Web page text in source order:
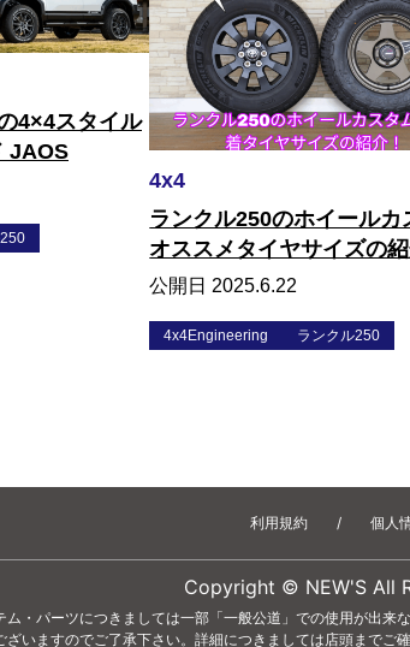
4×4スタイル
JAOS
4x4
ランクル250のホイールカ
オススメタイヤサイズの紹
公開日 2025.6.22
4x4Engineering ランクル250
利用規約 / 個人
Copyright © NEW'S All
・パーツにつきましては一部「一般公道」での使用が出
いますのでご了承下さい。詳細につきましては店頭までご確